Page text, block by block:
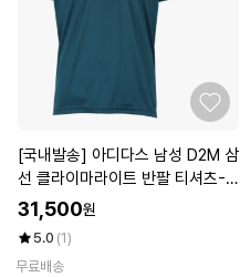
[국내발송] 아디다스 남성 D2M 삼
선 클라이마라이트 반팔 티셔츠-C
E4024
31,500원
5.0 (1)
무료배송